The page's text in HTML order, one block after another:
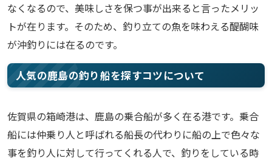
なくなるので、美味しさを保つ事が出来ると言ったメリッ
トが在ります。そのため、釣り立ての魚を味わえる醍醐味
が沖釣りには在るのです。
人気の鹿島の釣り船を探すコツについて
佐賀県の箱崎港は、鹿島の乗合船が多く在る港です。乗合
船には仲乗り人と呼ばれる船長の代わりに船の上で色々な
事を釣り人に対して行ってくれる人で、釣りをしている時